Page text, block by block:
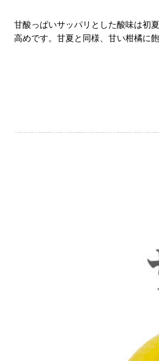
甘酸っぱいサッパリとした酸味は初
高めです。甘夏と同様、甘い柑橘に